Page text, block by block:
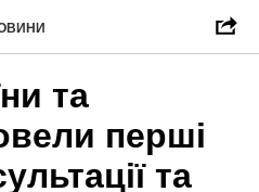
та
перші
та